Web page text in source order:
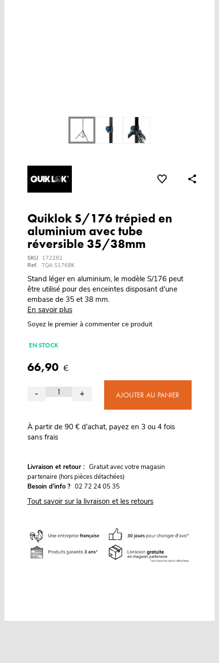
Quiklok S/176 trépied en
aluminium avec tube
réversible 35/38mm
SKU
172282
Ref. TQA S176BK
Stand léger en aluminium, le modèle S/176 peut
être utilisé pour des enceintes disposant d'une
embase de 35 et 38 mm.
En savoir plus
Soyez le premier à commenter ce produit
EN STOCK
66,90 €
- + AJOUTER AU PANIER
À partir de 90 € d'achat, payez en 3 ou 4 fois
sans frais
Livraison et retour : Gratuit avec votre magasin
partenaire (hors pièces détachées)
Besoin d'info ? 02 72 24 05 35
Tout savoir sur la livraison et les retours